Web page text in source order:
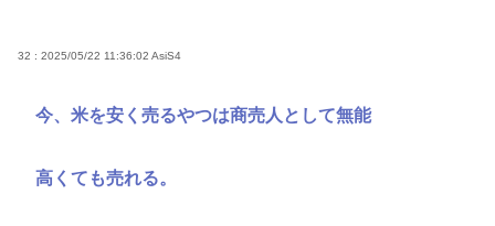
32 : 2025/05/22 11:36:02 AsiS4
今、米を安く売るやつは商売人として無能
高くても売れる。